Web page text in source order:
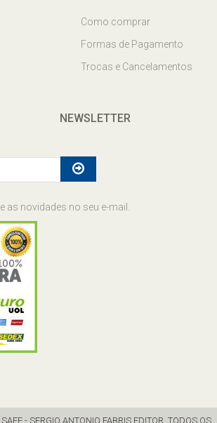
Como comprar
Formas de Pagamento
Trocas e Cancelamentos
NEWSLETTER
as novidades no seu e-mail.
- SERGIO ANTONIO FABRIS EDITOR. TODOS OS